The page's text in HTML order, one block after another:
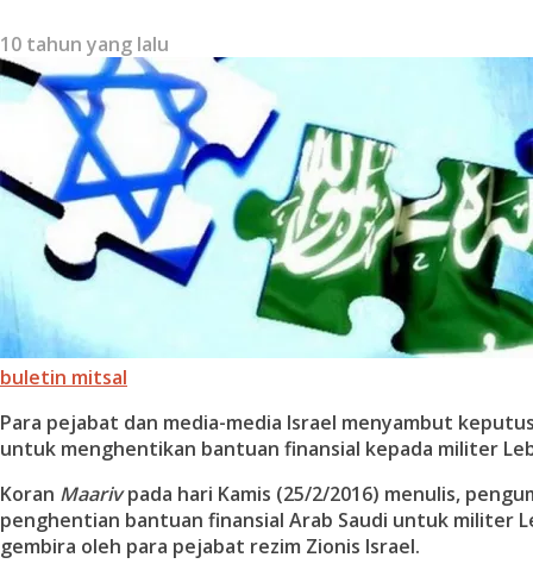
10 tahun yang lalu
buletin mitsal
Para pejabat dan media-media Israel menyambut
untuk menghentikan bantuan finansial kepada militer
Koran Maarivpada hari Kamis (25/2/2016) menulis,
penghentian bantuan finansial Arab Saudi untuk militer
gembira oleh para pejabat rezim Zionis Israel.